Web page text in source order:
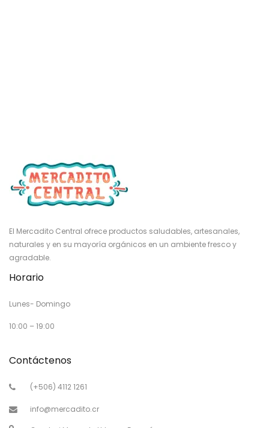
El Mercadito Central ofrece productos saludables, artesanales,
naturales y en su mayoría orgánicos en un ambiente fresco y
agradable.
Horario
Lunes- Domingo
10:00 – 19:00
Contáctenos
(+506) 4112 1261
info@mercadito.cr